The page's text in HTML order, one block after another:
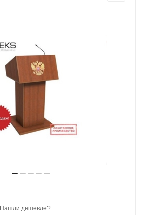
Нашли дешевле?